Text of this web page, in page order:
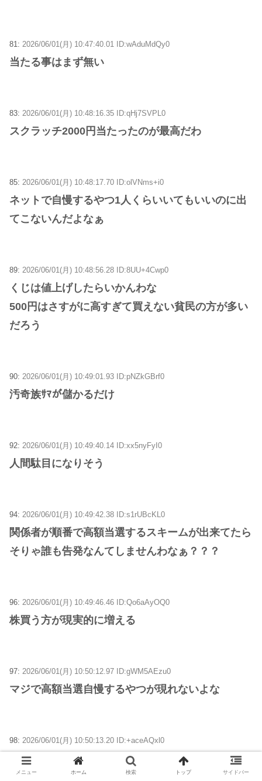
81: 2026/06/01(月) 10:47:40.01 ID:wAduMdQy0
当たる事はまず無い
83: 2026/06/01(月) 10:48:16.35 ID:qHj7SVPL0
スクラッチ2000円当たったのが最高だわ
85: 2026/06/01(月) 10:48:17.70 ID:olVNms+i0
ネットで自慢するやつ1人くらいいてもいいのに出
てこないんだよなぁ
89: 2026/06/01(月) 10:48:56.28 ID:8UU+4Cwp0
くじは値上げしたらいかんわな
500円はさすがに高すぎて買えない貧民の方が多い
だろう
90: 2026/06/01(月) 10:49:01.93 ID:pNZkGBrf0
汚奇族ｻﾏが儲かるだけ
92: 2026/06/01(月) 10:49:40.14 ID:xx5nyFyI0
人間駄目になりそう
94: 2026/06/01(月) 10:49:42.38 ID:s1rUBcKL0
関係者が順番で高額当選するスキームが出来てたら
そりゃ誰も告発なんてしませんわなぁ？？？
96: 2026/06/01(月) 10:49:46.46 ID:Qo6aAyOQ0
株買う方が現実的に増える
97: 2026/06/01(月) 10:50:12.97 ID:gWM5AEzu0
マジで高額当選自慢するやつが現れないよな
98: 2026/06/01(月) 10:50:13.20 ID:+aceAQxl0
騙される馬鹿の数は増えないから1人のバカきらよ
り多く巻き上げる為の値上げよ
メニュー ホーム 検索 トップ サイドバー